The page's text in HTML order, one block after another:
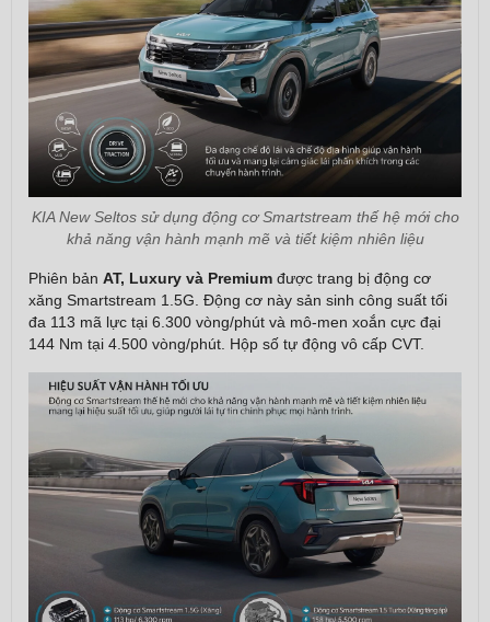
KIA New Seltos sử dụng động cơ Smartstream thế hệ mới cho
khả năng vận hành mạnh mẽ và tiết kiệm nhiên liệu
Phiên bản AT, Luxury và Premium được trang bị động cơ
xăng Smartstream 1.5G. Động cơ này sản sinh công suất tối
đa 113 mã lực tại 6.300 vòng/phút và mô-men xoắn cực đại
144 Nm tại 4.500 vòng/phút. Hộp số tự động vô cấp CVT.